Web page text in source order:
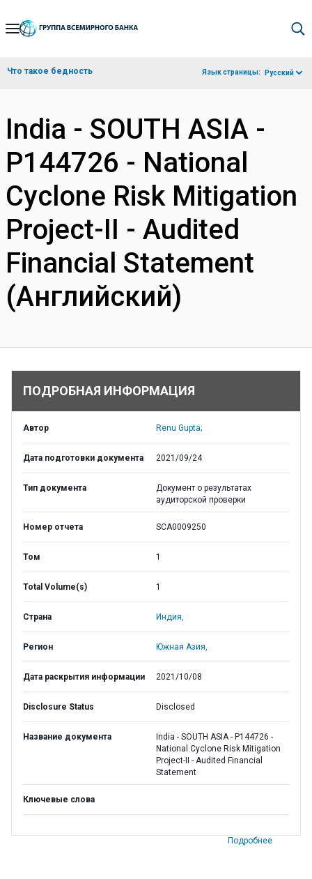
Skip
Navigation
Что такое бедность Язык страницы: Русский
India - SOUTH ASIA -
P144726 - National
Cyclone Risk Mitigation
Project-II - Audited
Financial Statement
(Английский)
ПОДРОБНАЯ ИНФОРМАЦИЯ
Автор Renu Gupta;
Дата подготовки документа 2021/09/24
Тип документа
Документ о результатах
аудиторской проверки
Номер отчета SCA0009250
Том 1
Total Volume(s) 1
Страна Индия,
Регион Южная Азия,
Дата раскрытия информации 2021/10/08
Disclosure Status Disclosed
Название документа
India - SOUTH ASIA - P144726 -
National Cyclone Risk Mitigation
Project-II - Audited Financial
Statement
Ключевые слова
Подробнее